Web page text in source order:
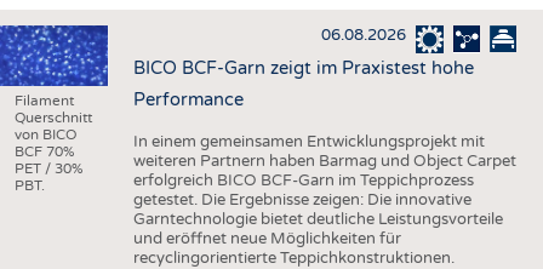
HAUS- UND HEIMTEXTILIEN
BEKLEIDUNG
TESTS
BUSINESS
UNTERNEHMEN
AUSSCHREIBUNGEN
DTV AUSSCHREIBUNGSDIENST
STATISTICS
Filament
Querschnitt
von BICO
BCF 70%
PET / 30%
PBT.
06.08.2026
BICO BCF-Garn zeigt im Praxistest hohe
Performance
In einem gemeinsamen Entwicklungsprojekt mit
weiteren Partnern haben Barmag und Object Carpet
erfolgreich BICO BCF-Garn im Teppichprozess
getestet. Die Ergebnisse zeigen: Die innovative
Garntechnologie bietet deutliche Leistungsvorteile
und eröffnet neue Möglichkeiten für
recyclingorientierte Teppichkonstruktionen.